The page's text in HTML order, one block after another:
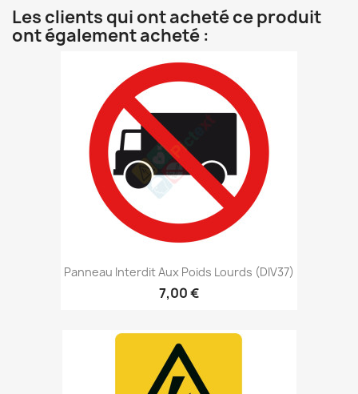
Les clients qui ont acheté ce produit
ont également acheté :
Panneau Interdit Aux Poids Lourds (DIV37)
7,00 €